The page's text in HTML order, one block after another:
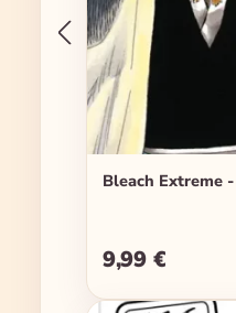
Bleach Extreme
Regulärer Preis:
9,99 €